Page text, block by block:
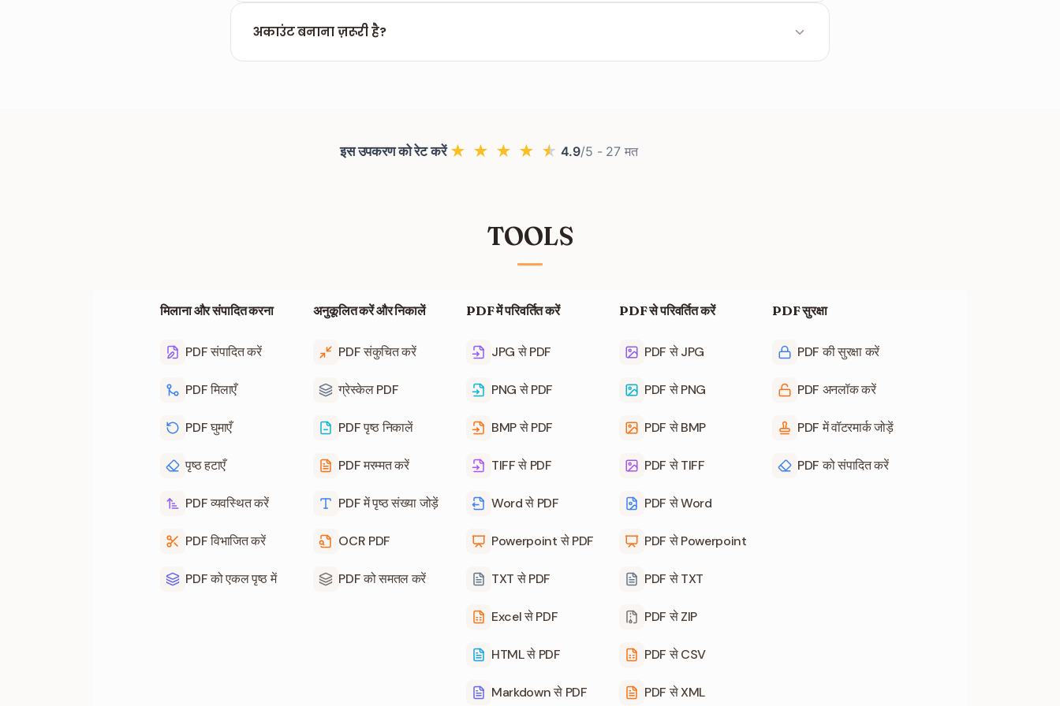
अकाउंट बनाना ज़रूरी है?
इस उपकरण को रेट करें ★ ★ ★ ★ ★ 4.9/5 - 27 मत
TOOLS
मिलाना और संपादित करना
PDF संपादित करें
PDF मिलाएँ
PDF घुमाएँ
पृष्ठ हटाएँ
PDF व्यवस्थित करें
PDF विभाजित करें
PDF को एकल पृष्ठ में
अनुकूलित करें और निकालें
PDF संकुचित करें
ग्रेस्केल PDF
PDF पृष्ठ निकालें
PDF मरम्मत करें
PDF में पृष्ठ संख्या जोड़ें
OCR PDF
PDF को समतल करें
PDF में परिवर्तित करें
JPG से PDF
PNG से PDF
BMP से PDF
TIFF से PDF
Word से PDF
Powerpoint से PDF
TXT से PDF
Excel से PDF
HTML से PDF
Markdown से PDF
PDF से परिवर्तित करें
PDF से JPG
PDF से PNG
PDF से BMP
PDF से TIFF
PDF से Word
PDF से Powerpoint
PDF से TXT
PDF से ZIP
PDF से CSV
PDF से XML
PDF सुरक्षा
PDF की सुरक्षा करें
PDF अनलॉक करें
PDF में वॉटरमार्क जोड़ें
PDF को संपादित करें